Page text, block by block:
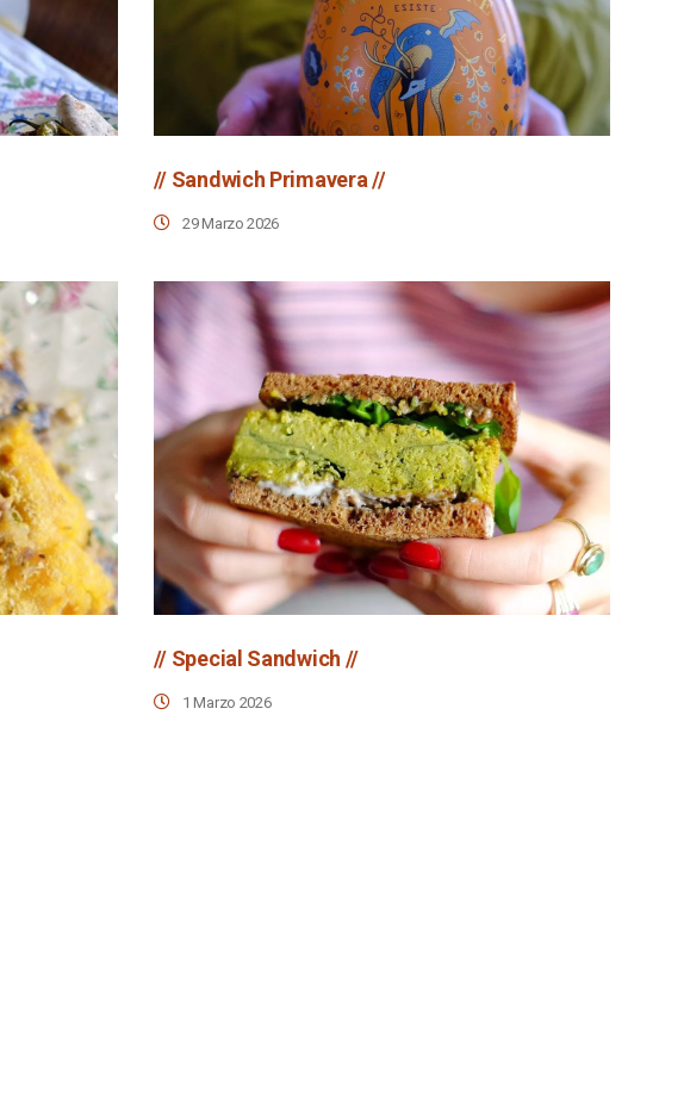
// Sandwich Primavera //
29 Marzo 2026
// Special Sandwich //
1 Marzo 2026